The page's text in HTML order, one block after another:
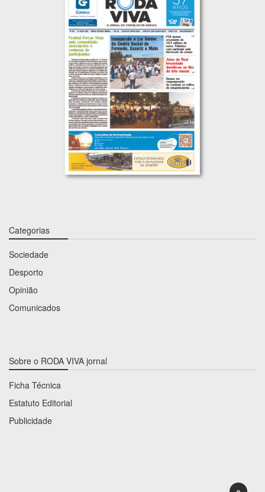
Categorias
Sociedade
Desporto
Opinião
Comunicados
Sobre o RODA VIVA jornal
Ficha Técnica
Estatuto Editorial
Publicidade